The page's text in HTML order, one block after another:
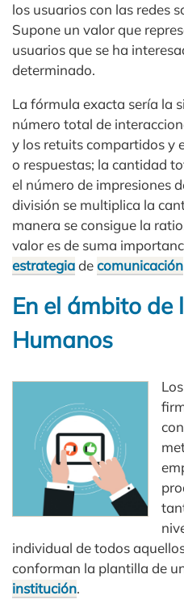
los usuarios con las redes
Supone un valor que
usuarios que se ha
determinado.
La fórmula exacta sería la
número total de
y los retuits compartidos y
o respuestas; la cantidad
el número de impresiones
división se multiplica la
manera se consigue la
valor es de suma
estrategiadecomunicación
En el ámbito de
Humanos
individual de todos
conforman la plantilla de
institución.